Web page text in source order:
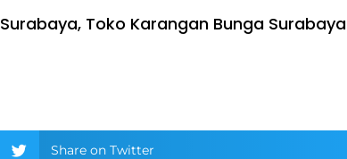
, Toko Karangan Bunga Surabaya
Share on Twitter